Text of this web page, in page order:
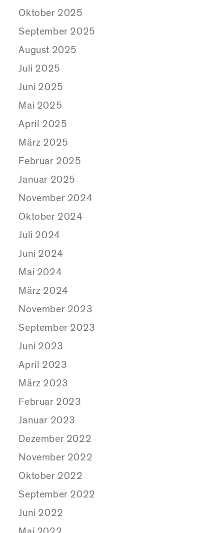
Oktober 2025
September 2025
August 2025
Juli 2025
Juni 2025
Mai 2025
April 2025
März 2025
Februar 2025
Januar 2025
November 2024
Oktober 2024
Juli 2024
Juni 2024
Mai 2024
März 2024
November 2023
September 2023
Juni 2023
April 2023
März 2023
Februar 2023
Januar 2023
Dezember 2022
November 2022
Oktober 2022
September 2022
Juni 2022